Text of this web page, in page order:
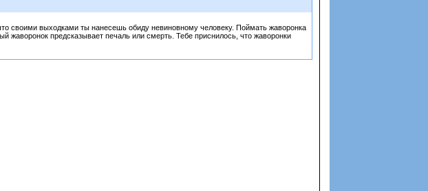
своими выходками ты нанесешь обиду невиновному человеку. Поймать жаворонка
предсказывает печаль или смерть. Тебе приснилось, что жаворонки